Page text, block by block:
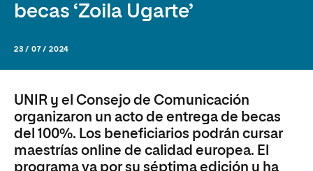
becas ‘Zoila Ugarte’
23 / 07 / 2024
UNIR y el Consejo de Comunicación
organizaron un acto de entrega de becas
del 100%. Los beneficiarios podrán cursar
maestrías online de calidad europea. El
programa va por su séptima edición y ha